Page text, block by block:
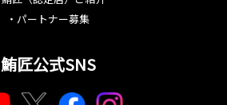
・ パートナー募集
鮪匠公式SNS